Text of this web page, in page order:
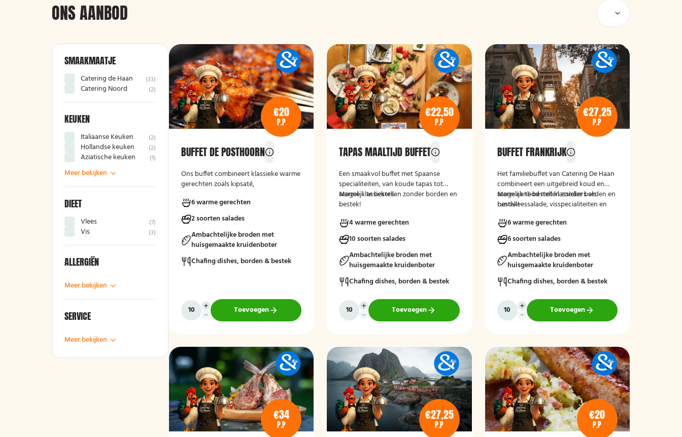
ONS AANBOD
SMAAKMAATJE
Catering de Haan (33)
Catering Noord (2)
KEUKEN
Italiaanse Keuken (2)
Hollandse keuken (2)
Aziatische keuken (1)
Meer bekijken
DIEET
Vlees (7)
Vis (3)
ALLERGIËN
Meer bekijken
SERVICE
Meer bekijken
€20
P.P
BUFFET DE POSTHOORN
Ons buffet combineert klassieke warme
gerechten zoals kipsaté,
kipschnitzels met bijgerechten als
gebakken aardappelen, rijst en
seizoensgroenten. Afgerond met frisse
rauwkost, gemengde salades en vers
brood met kruidenboter voor een
compleet en smaakvol geheel.
6 warme gerechten
2 soorten salades
Ambachtelijke broden met
huisgemaakte kruidenboter
Chafing dishes, borden & bestek
Toevoegen
€22,50
P.P
TAPAS MAALTIJD BUFFET
Een smaakvol buffet met Spaanse
specialiteiten, van koude tapas tot
warme klassiekers.
Mogelijk te bestellen zonder borden en
bestek!
4 warme gerechten
10 soorten salades
Ambachtelijke broden met
huisgemaakte kruidenboter
Chafing dishes, borden & bestek
Toevoegen
€27,25
P.P
BUFFET FRANKRIJK
Het familiebuffet van Catering De Haan
combineert een uitgebreid koud en
warm aanbod met klassiekers als
rundvleessalade, visspecialiteiten en
sauzen. Perfect aangevuld met warme
bijgerechten en een optioneel dessert
zoals crème brûlée met vanille-ijs.
Mogelijk te bestellen zonder borden en
bestek!
6 warme gerechten
6 soorten salades
Ambachtelijke broden met
huisgemaakte kruidenboter
Chafing dishes, borden & bestek
Toevoegen
€34
P.P
€27,25
P.P
€20
P.P